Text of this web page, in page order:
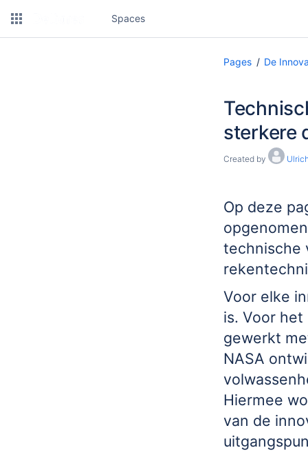
Spaces
Pages De
sterkere
Created by
Op deze
technische
Voor elke
is. Voor
gewerkt
NASA
Hiermee
van de